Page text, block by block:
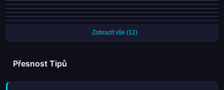
Ujpest prohráli 6 z 10 domácích zápasů (60%)
Ferencváros TC proměnili všech 6 penalt této sezóny
Paks proměnili všech 6 penalt této sezóny
Győri ETO FC proměnili všech 5 penalt této sezóny
Diosgyori VTK proměnili všech 5 penalt této sezóny
Zobrazit vše (12)
Přesnost Tipů